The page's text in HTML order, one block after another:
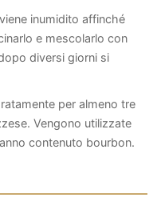
inumidito affinché
e mescolarlo con
diversi giorni si
per almeno tre
Vengono utilizzate
contenuto bourbon.